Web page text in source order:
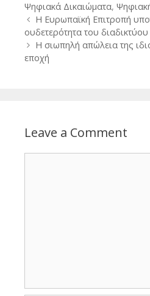
Ψηφιακά Δικαιώματα,
Post
navigation
Η Ευρωπαϊκή Επιτροπή
ουδετερότητα του διαδικτύου
Η σιωπηλή απώλεια της
εποχή
Leave a Comment